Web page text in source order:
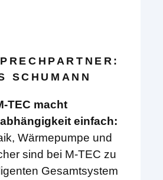
SCHUMANN
TEC macht
einfach:
Wärmepumpe und
sind bei M-TEC zu
Gesamtsystem